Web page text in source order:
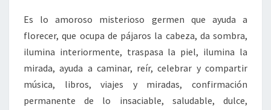
Es lo amoroso misterioso germen que ayuda a
florecer, que ocupa de pájaros la cabeza, da sombra,
ilumina interiormente, traspasa la piel, ilumina la
mirada, ayuda a caminar, reír, celebrar y compartir
música, libros, viajes y miradas, confirmación
permanente de lo insaciable, saludable, dulce,